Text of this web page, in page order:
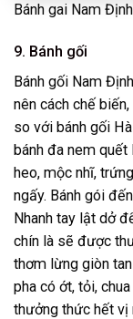
Bánh gai Nam
9. Bánh gối
Bánh gối Nam
nên cách chế
so với bánh gối
bánh đa nem
heo, mộc nhĩ,
ngấy. Bánh gói
Nhanh tay lật dở
chín là sẽ được
thơm lừng giòn
pha có ớt, tỏi,
thưởng thức hết vị